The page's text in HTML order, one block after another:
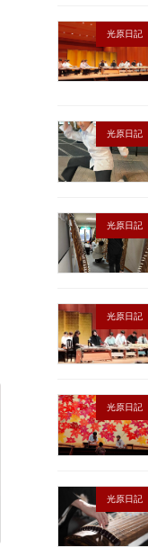
光原日記
光原日記
光原日記
光原日記
光原日記
光原日記